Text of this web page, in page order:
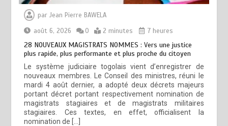
parJean Pierre BAWELA
août 6, 2026
0 2 minutes 7 heures
28 NOUVEAUX MAGISTRATS NOMMES : Vers une justice
plus rapide, plus performante et plus proche du citoyen
Le système judiciaire togolais vient d’enregistrer de
nouveaux membres. Le Conseil des ministres, réuni le
mardi 4 août dernier, a adopté deux décrets majeurs
portant décret portant respectivement nomination de
magistrats stagiaires et de magistrats militaires
stagiaires. Ces textes, en effet, officialisent la
nomination de […]